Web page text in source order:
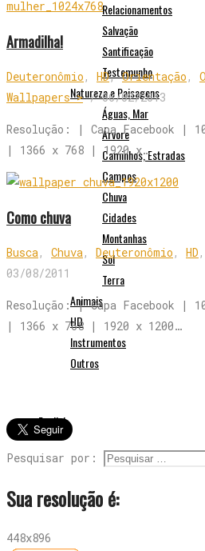
Relacionamentos
Salvação
Santificação
Testemunho
Natureza e Paisagens
Águas, Mar
Árvore
Caminhos, Estradas
Campos
Chuva
Cidades
Montanhas
Sol
Terra
Animais
HD
Instrumentos
Outros
English
Armadilha!
Deuteronômio , HD,Orientação ,
Wallpapers >/06/02/2013
Resolução: | Capa Facebook |
| 1366 x 768 | 1920 x…
Como chuva
Busca, Chuva, Deuteronômio , HD ,
03/08/2011
Resolução: | Capa Facebook |
| 1366 x 768 | 1920 x 1200…
Pesquisar por:
Sua resolução é:
448x896